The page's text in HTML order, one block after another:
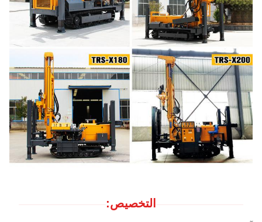
التخصيص: